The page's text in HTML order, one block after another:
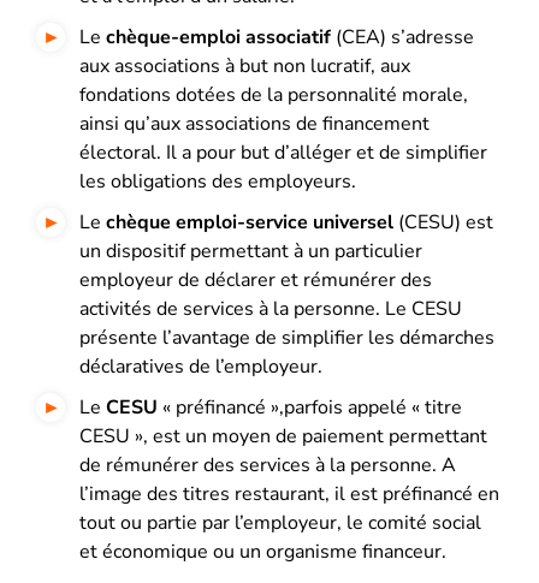
Le chèque-emploi associatif (CEA) s’adresse
aux associations à but non lucratif, aux
fondations dotées de la personnalité morale,
ainsi qu’aux associations de financement
électoral. Il a pour but d’alléger et de simplifier
les obligations des employeurs.
Le chèque emploi-service universel (CESU) est
un dispositif permettant à un particulier
employeur de déclarer et rémunérer des
activités de services à la personne. Le CESU
présente l’avantage de simplifier les démarches
déclaratives de l’employeur.
Le CESU « préfinancé »,parfois appelé « titre
CESU », est un moyen de paiement permettant
de rémunérer des services à la personne. A
l’image des titres restaurant, il est préfinancé en
tout ou partie par l’employeur, le comité social
et économique ou un organisme financeur.